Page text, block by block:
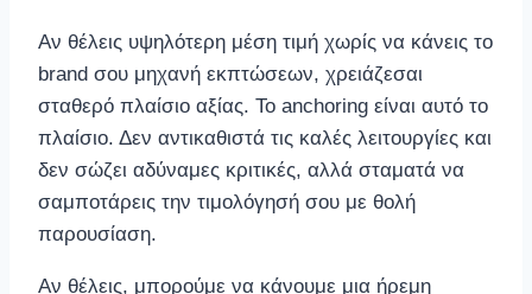
Αν θέλεις υψηλότερη μέση τιμή χωρίς να κάνεις το
brand σου μηχανή εκπτώσεων, χρειάζεσαι
σταθερό πλαίσιο αξίας. Το anchoring είναι αυτό το
πλαίσιο. Δεν αντικαθιστά τις καλές λειτουργίες και
δεν σώζει αδύναμες κριτικές, αλλά σταματά να
σαμποτάρεις την τιμολόγησή σου με θολή
παρουσίαση.
Αν θέλεις, μπορούμε να κάνουμε μια ήρεμη